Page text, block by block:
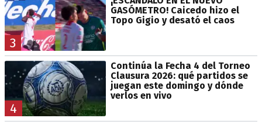
3
GASÓMETRO! Caicedo hizo el
Topo Gigio y desató el caos
4
Continúa la Fecha 4 del Torneo
Clausura 2026: qué partidos se
juegan este domingo y dónde
verlos en vivo